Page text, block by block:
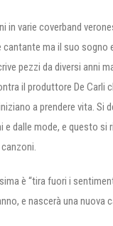
in varie coverband
cantante ma il suo sogno
pezzi da diversi anni
il produttore De Carli
a prendere vita. Si
e dalle mode, e questo si
è “tira fuori i
e nascerà una nuova